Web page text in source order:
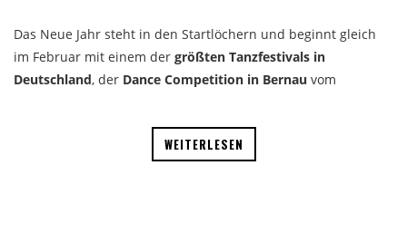
Das Neue Jahr steht in den Startlöchern und beginnt gleich
im Februar mit einem der größten Tanzfestivals in
Deutschland, der Dance Competition in Bernau vom
WEITERLESEN